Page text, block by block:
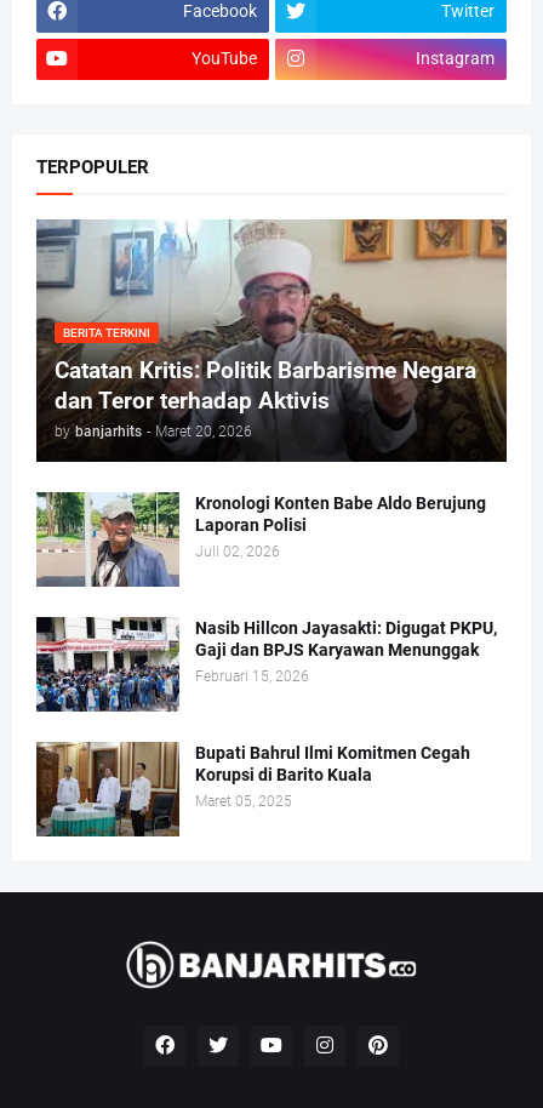
Facebook Twitter
YouTube Instagram
TERPOPULER
BERITA TERKINI
Catatan Kritis: Politik Barbarisme Negara
dan Teror terhadap Aktivis
by banjarhits - Maret 20, 2026
Kronologi Konten Babe Aldo Berujung
Laporan Polisi
Juli 02, 2026
Nasib Hillcon Jayasakti: Digugat PKPU,
Gaji dan BPJS Karyawan Menunggak
Februari 15, 2026
Bupati Bahrul Ilmi Komitmen Cegah
Korupsi di Barito Kuala
Maret 05, 2025